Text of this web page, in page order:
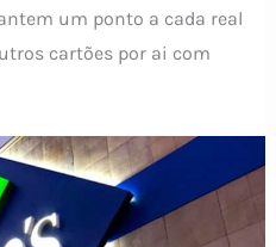
um ponto a cada real
cartões por ai com